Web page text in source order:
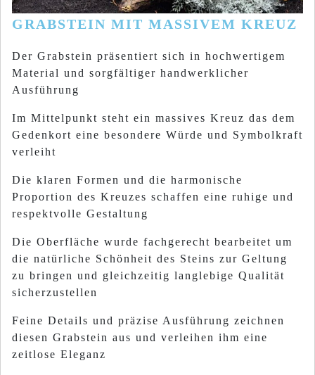
GRABSTEIN MIT MASSIVEM KREUZ
Der Grabstein präsentiert sich in hochwertigem
Material und sorgfältiger handwerklicher
Ausführung
Im Mittelpunkt steht ein massives Kreuz das dem
Gedenkort eine besondere Würde und Symbolkraft
verleiht
Die klaren Formen und die harmonische
Proportion des Kreuzes schaffen eine ruhige und
respektvolle Gestaltung
Die Oberfläche wurde fachgerecht bearbeitet um
die natürliche Schönheit des Steins zur Geltung
zu bringen und gleichzeitig langlebige Qualität
sicherzustellen
Feine Details und präzise Ausführung zeichnen
diesen Grabstein aus und verleihen ihm eine
zeitlose Eleganz